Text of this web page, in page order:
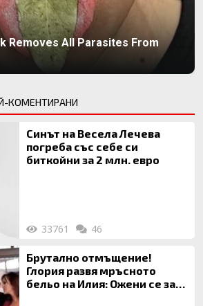
Removes All Parasites From
КОМЕНТИРАНИ
Синът на Весела Лечева
погреба със себе си
биткойни за 2 млн. евро
33761 46
Брутално отмъщение!
Глория развя мръсното
бельо на Илия: Ожени се за